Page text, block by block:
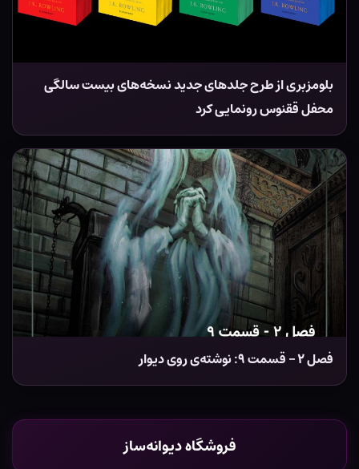
بلومزبری از طرح جلدهای جدید نسخه‌های بیست سالگی
محفل ققنوس رونمایی کرد
فصل ۲ – قسمت ۹: نوشته‌ی روی دیوار
فروشگاه دیوانه‌ساز